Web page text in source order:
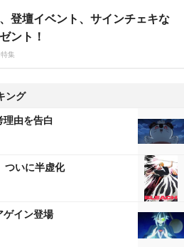
登壇イベント、サインチェキな
ント！
集
ング
由を告白
ついに半虚化
イン登場